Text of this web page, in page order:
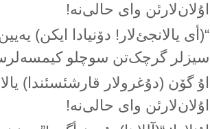
اۇلان‌لارئن وای حالی‌نە!
“(أی یالانجئ‌لار! دۆنیادا ایکن)
سیزلر گرچک‌تن سوچلو
اۇ گۆن (دۇغرولار قارشئسئندا)
اۇلان‌لارئن وای حالی‌نە!